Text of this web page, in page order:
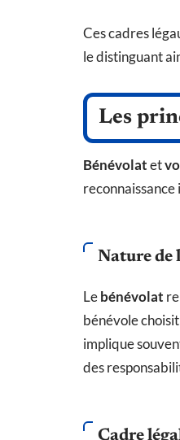
Ces cadres
le distinguant
Les
Bénévolatet
Nature de
Lebénévolat
bénévole
implique
des
Cadre